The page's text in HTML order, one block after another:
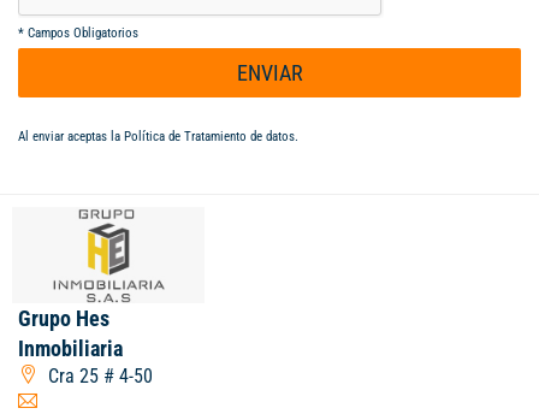
* Campos Obligatorios
ENVIAR
Al enviar aceptas la Política de Tratamiento de datos.
Grupo Hes
Inmobiliaria
Cra 25 # 4-50